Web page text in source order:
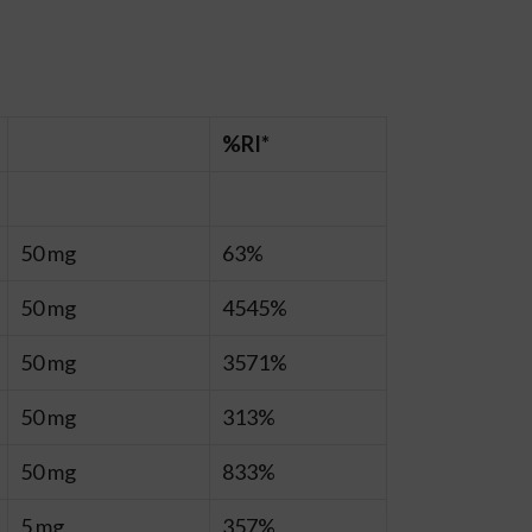
%RI*
50 mg 63%
50 mg 4545%
50 mg 3571%
50 mg 313%
50 mg 833%
5 mg 357%